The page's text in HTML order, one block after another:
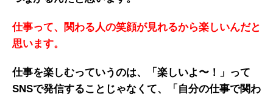
仕事って、関わる人の笑顔が見れるから楽しいんだと
思います。
仕事を楽しむっていうのは、「楽しいよ〜！」って
SNSで発信することじゃなくて、「自分の仕事で関わ